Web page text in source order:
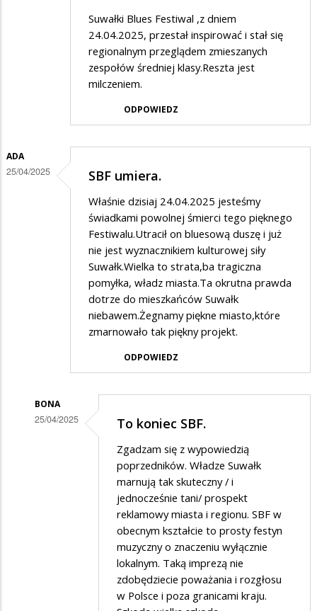
Suwałki Blues Festiwal ,z dniem
24.04.2025, przestał inspirować i stał się
regionalnym przeglądem zmieszanych
zespołów średniej klasy.Reszta jest
milczeniem.
ODPOWIEDZ
ADA
25/04/2025 SBF umiera.
Właśnie dzisiaj 24.04.2025 jesteśmy
świadkami powolnej śmierci tego pięknego
Festiwalu.Utracił on bluesową duszę i już
nie jest wyznacznikiem kulturowej siły
Suwałk.Wielka to strata,ba tragiczna
pomyłka, władz miasta.Ta okrutna prawda
dotrze do mieszkańców Suwałk
niebawem.Żegnamy piękne miasto,które
zmarnowało tak piękny projekt.
ODPOWIEDZ
BONA
25/04/2025 To koniec SBF.
Zgadzam się z wypowiedzią
poprzedników. Władze Suwałk
marnują tak skuteczny / i
jednocześnie tani/ prospekt
reklamowy miasta i regionu. SBF w
obecnym kształcie to prosty festyn
muzyczny o znaczeniu wyłącznie
lokalnym. Taką imprezą nie
zdobędziecie poważania i rozgłosu
w Polsce i poza granicami kraju.